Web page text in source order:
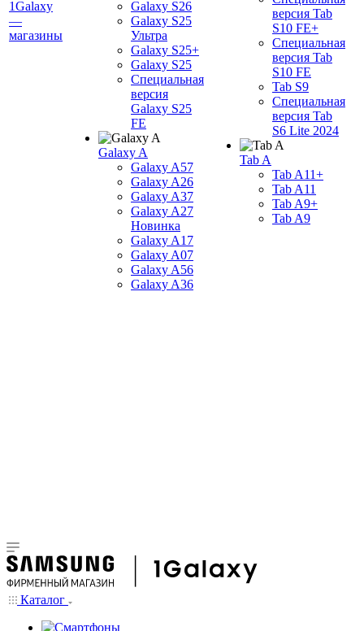
1Galaxy
—
магазины
Galaxy S26
Galaxy S25
Ультра
Galaxy S25+
Galaxy S25
Специальная
версия
Galaxy S25
FE
Galaxy A
Galaxy A57
Galaxy A26
Galaxy A37
Galaxy A27
Новинка
Galaxy A17
Galaxy A07
Galaxy A56
Galaxy A36
версия Tab
S10 FE+
Специальная
версия Tab
S10 FE
Tab S9
Специальная
версия Tab
S6 Lite 2024
Tab A
Tab A11+
Tab A11
Tab A9+
Tab A9
Каталог